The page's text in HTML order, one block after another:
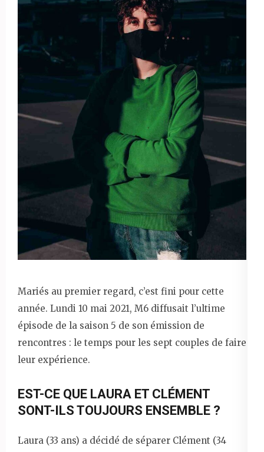
Mariés au premier regard, c’est fini pour cette
année. Lundi 10 mai 2021, M6 diffusait l’ultime
épisode de la saison 5 de son émission de
rencontres : le temps pour les sept couples de faire
leur expérience.
EST-CE QUE LAURA ET CLÉMENT
SONT-ILS TOUJOURS ENSEMBLE ?
Laura (33 ans) a décidé de séparer Clément (34